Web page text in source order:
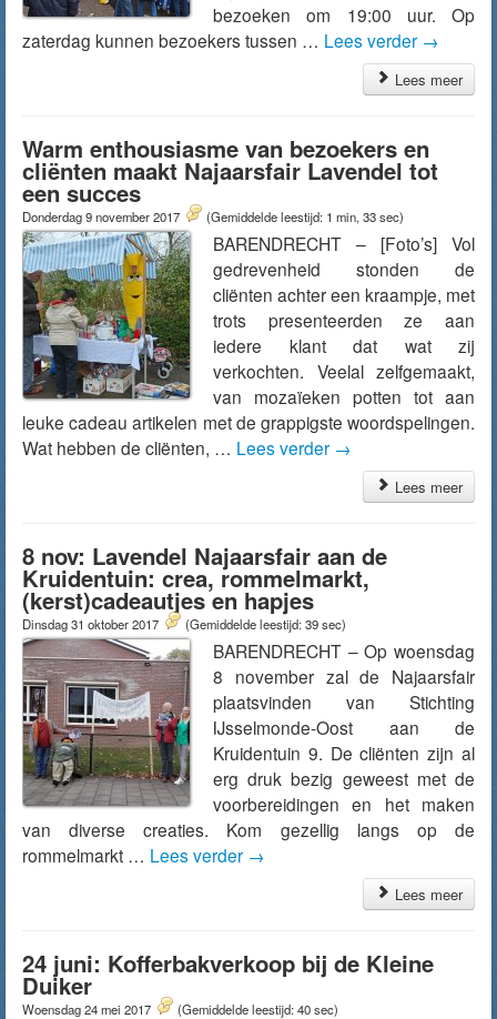
bezoeken om 19:00 uur. Op
zaterdag kunnen bezoekers tussen … Lees verder →
Lees meer
Warm enthousiasme van bezoekers en
cliënten maakt Najaarsfair Lavendel tot
een succes
Donderdag 9 november 2017 (Gemiddelde leestijd: 1 min, 33 sec)
BARENDRECHT – [Foto’s] Vol
gedrevenheid stonden de
cliënten achter een kraampje, met
trots presenteerden ze aan
iedere klant dat wat zij
verkochten. Veelal zelfgemaakt,
van mozaïeken potten tot aan
leuke cadeau artikelen met de grappigste woordspelingen.
Wat hebben de cliënten, … Lees verder →
Lees meer
8 nov: Lavendel Najaarsfair aan de
Kruidentuin: crea, rommelmarkt,
(kerst)cadeautjes en hapjes
Dinsdag 31 oktober 2017 (Gemiddelde leestijd: 39 sec)
BARENDRECHT – Op woensdag
8 november zal de Najaarsfair
plaatsvinden van Stichting
IJsselmonde-Oost aan de
Kruidentuin 9. De cliënten zijn al
erg druk bezig geweest met de
voorbereidingen en het maken
van diverse creaties. Kom gezellig langs op de
rommelmarkt … Lees verder →
Lees meer
24 juni: Kofferbakverkoop bij de Kleine
Duiker
Woensdag 24 mei 2017 (Gemiddelde leestijd: 40 sec)